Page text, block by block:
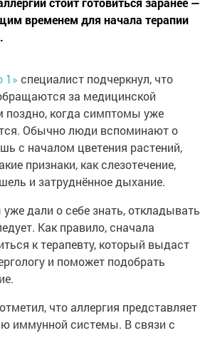
временем для начала терапии
1» специалист подчеркнул, что
за медицинской
когда симптомы уже
Обычно люди вспоминают о
с началом цветения растений,
признаки, как слезотечение,
и затруднённое дыхание.
дали о себе знать, откладывать
Как правило, сначала
к терапевту, который выдаст
и поможет подобрать
что аллергия представляет
иммунной системы. В связи с